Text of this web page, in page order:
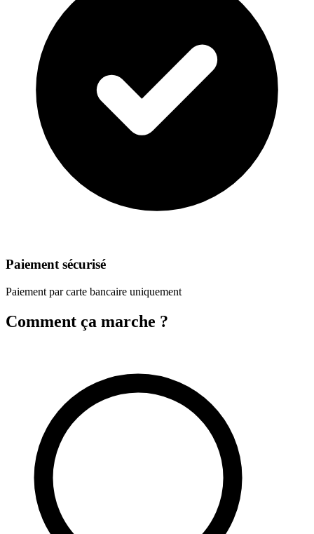
Paiement sécurisé
Paiement par carte bancaire uniquement
Comment ça marche ?